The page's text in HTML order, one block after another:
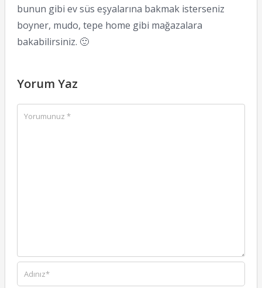
bunun gibi ev süs eşyalarına bakmak isterseniz
boyner, mudo, tepe home gibi mağazalara
bakabilirsiniz. 🙂
Yorum Yaz